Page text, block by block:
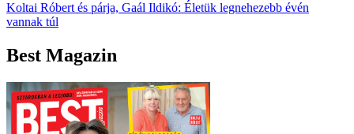
Koltai Róbert és párja, Gaál Ildikó: Életük legnehezebb évén
vannak túl
Best Magazin